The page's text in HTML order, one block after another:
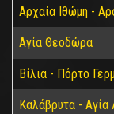
Αρχαία Ιθώμη -
Αγία Θεοδώρα
Βίλια - Πόρτο
Καλάβρυτα -